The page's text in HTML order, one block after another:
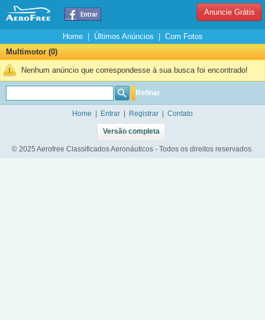
Anuncie Grátis
Home| Últimos Anúncios
Com Fotos
Multimotor (0)
Nenhum anúncio que correspondesse à sua busca foi encontrado!
Refinar
Home Entrar Registrar Contato
Versão completa
© 2025 Aerofree Classificados Aeronáuticos - Todos os direitos reservados.